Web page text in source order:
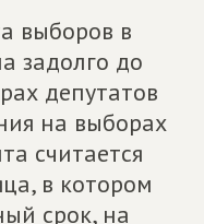
выборов в
задолго до
депутатов
на выборах
считается
в котором
срок, на